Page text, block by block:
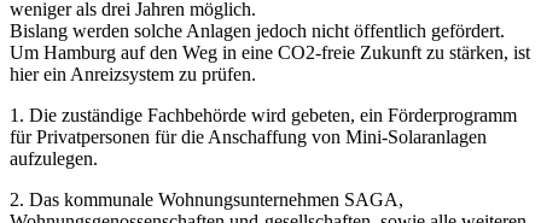
weniger als drei Jahren möglich.
Bislang werden solche Anlagen jedoch nicht öffentlich gefördert.
Um Hamburg auf den Weg in eine CO2-freie Zukunft zu stärken, ist
hier ein Anreizsystem zu prüfen.
1. Die zuständige Fachbehörde wird gebeten, ein Förderprogramm
für Privatpersonen für die Anschaffung von Mini-Solaranlagen
aufzulegen.
2. Das kommunale Wohnungsunternehmen SAGA,